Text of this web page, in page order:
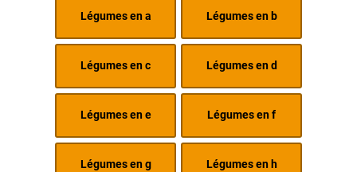
Légumes en a Légumes en b
Légumes en c Légumes en d
Légumes en e Légumes en f
Légumes en g Légumes en h